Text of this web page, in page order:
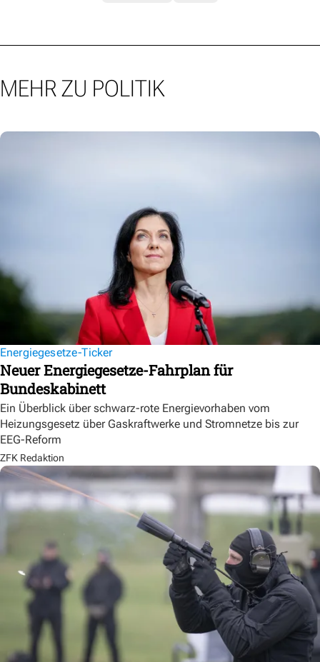
MEHR ZU POLITIK
Energiegesetze-Ticker
Neuer Energiegesetze-Fahrplan für
Bundeskabinett
Ein Überblick über schwarz-rote Energievorhaben vom
Heizungsgesetz über Gaskraftwerke und Stromnetze bis zur
EEG-Reform
ZFK Redaktion